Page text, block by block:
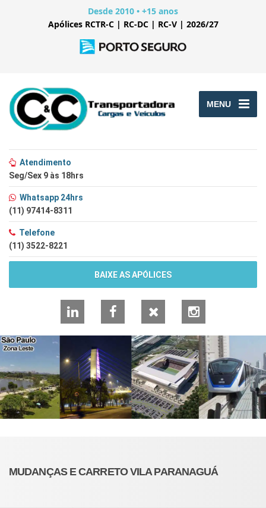
Desde 2010 • +15 anos
Apólices RCTR-C | RC-DC | RC-V | 2026/27
MENU
Atendimento
Seg/Sex 9 às 18hrs
Whatsapp 24hrs
(11) 97414-8311
Telefone
(11) 3522-8221
BAIXE AS APÓLICES
LinkedInFacebook Instagram
MUDANÇAS E CARRETO VILA PARANAGUÁ